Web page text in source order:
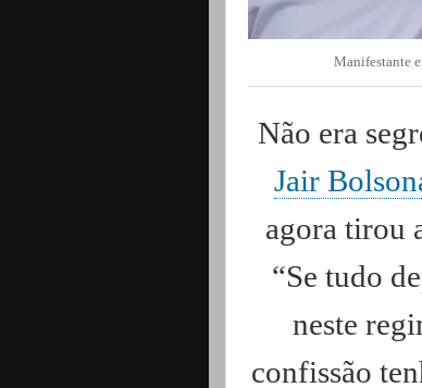
Manifestante
Não era
Jair
agora tirou
“Se tudo
neste
confissão